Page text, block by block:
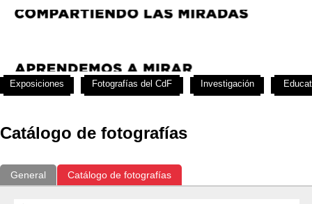
Catálogo de fotografías
General Catálogo de fotografías
Exposiciones Fotografías del CdF Investigación